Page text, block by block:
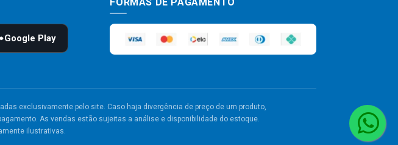
exclusivamente pelo site. Caso haja divergência de preço de um produto,
As vendas estão sujeitas a análise e disponibilidade do estoque.
ilustrativas.